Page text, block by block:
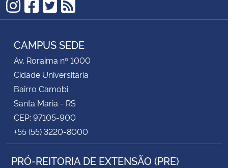
Instagram
Facebook
Twitter
RSS
CAMPUS SEDE
Av. Roraima nº 1000
Cidade Universitária
Bairro Camobi
Santa Maria - RS
CEP: 97105-900
+55 (55) 3220-8000
PRÓ-REITORIA DE EXTENSÃO (PRE)